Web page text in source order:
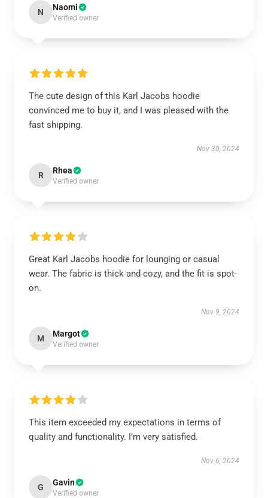
N Naomi
Verified owner
The cute design of this Karl Jacobs hoodie
convinced me to buy it, and I was pleased with the
fast shipping.
Nov 30, 2024
R Rhea
Verified owner
Great Karl Jacobs hoodie for lounging or casual
wear. The fabric is thick and cozy, and the fit is spot-
on.
Nov 9, 2024
M Margot
Verified owner
This item exceeded my expectations in terms of
quality and functionality. I’m very satisfied.
Nov 6, 2024
G Gavin
Verified owner